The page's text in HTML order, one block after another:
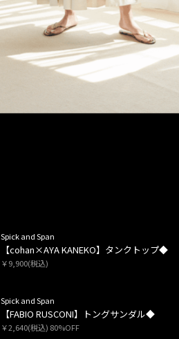
Spick and Span
【cohan×AYA KANEKO】タンクトップ◆
￥9,900(税込)
Spick and Span
【FABIO RUSCONI】トングサンダル◆
￥2,640(税込) 80%OFF